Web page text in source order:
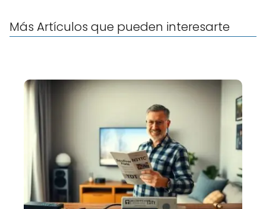
Más Artículos que pueden interesarte